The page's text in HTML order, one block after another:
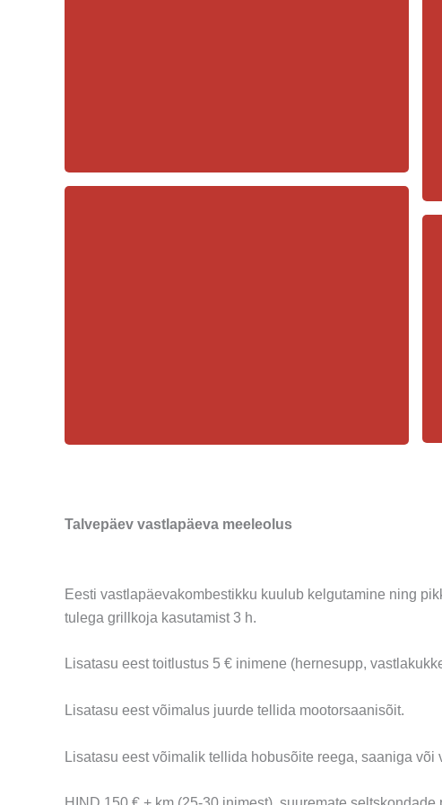
Talvepäev vastlapäeva meeleolus
Eesti vastlapäevakombestikku kuulub kelgutamine ning
tulega grillkoja kasutamist 3 h.
Lisatasu eest toitlustus 5 € inimene (hernesupp,
Lisatasu eest võimalus juurde tellida mootorsaanisõit.
Lisatasu eest võimalik tellida hobusõite reega, saaniga või